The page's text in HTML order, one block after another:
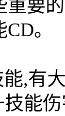
重要
。
,有
能